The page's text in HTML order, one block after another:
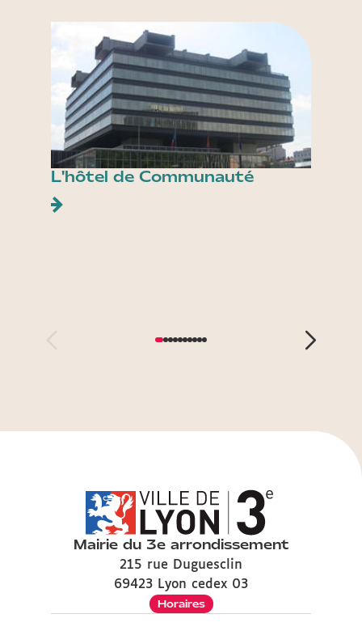
L'hôtel de Communauté
Mairie du 3e arrondissement
215 rue Duguesclin
69423 Lyon cedex 03
Horaires